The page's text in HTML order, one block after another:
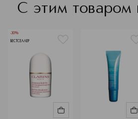
С этим товаром
-30%
БЕСТСЕЛЛЕР